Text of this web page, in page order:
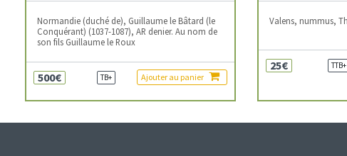
Normandie (duché de), Guillaume le Bâtard (le
Conquérant) (1037-1087), AR denier. Au nom de
son fils Guillaume le Roux
500€ TB+ Ajouter au panier
Valens, nummus,
25€ TTB+